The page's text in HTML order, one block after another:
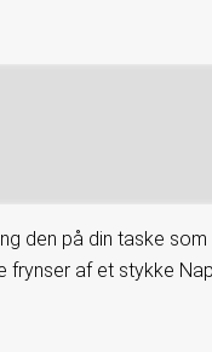
den på din taske
frynser af et stykke